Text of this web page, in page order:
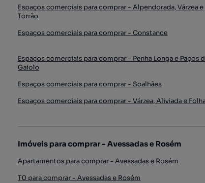
Espaços comerciais para comprar - Alpendorada, Várzea e
Torrão
Espaços comerciais para comprar - Constance
Espaços comerciais para comprar - Penha Longa e Paços
Gaiolo
Espaços comerciais para comprar - Soalhães
Espaços comerciais para comprar - Várzea, Aliviada e
Imóveis para comprar - Avessadas e Rosém
Apartamentos para comprar - Avessadas e Rosém
T0 para comprar - Avessadas e Rosém